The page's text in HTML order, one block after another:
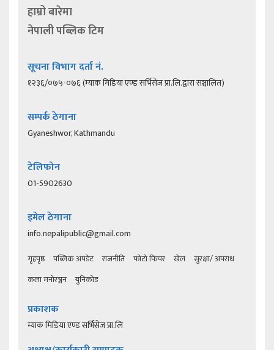
हाम्रो बारेमा
नेपाली पब्लिक टिम
सूचना विभाग दर्ता नं.
१२३६/०७५-०७६ (म्याक मिडिया एण्ड सर्भिसेज प्रा.लि.द्वारा सञ्चालित)
सम्पर्क ठेगाना
Gyaneshwor, Kathmandu
टेलिफोन
01-5902630
इमेल ठेगाना
info.nepalipublic@gmail.com
गृहपृष्ठ पब्लिक अपडेट राजनीति फोटो फिचर खेल
सुरक्षा/ अपराध
कला मनोरञ्जन
युनिकोड
प्रकाशक
म्याक मिडिया एण्ड सर्भिसेज प्रा.लि